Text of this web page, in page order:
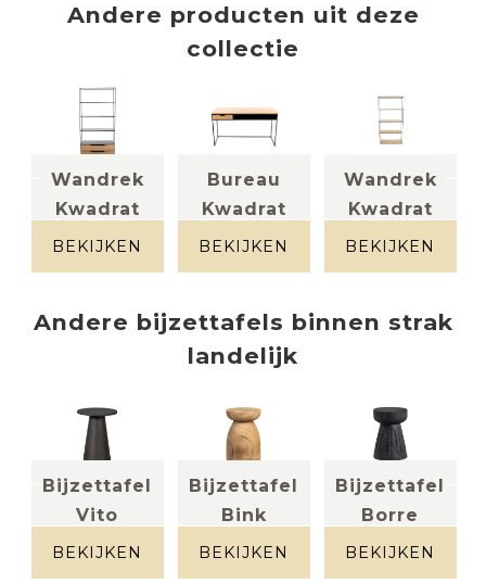
Andere producten uit deze
collectie
Wandrek
Kwadrat
massief eik
BEKIJKEN
Bureau
Kwadrat
BEKIJKEN
Wandrek
Kwadrat
metaal
BEKIJKEN
Andere bijzettafels binnen strak
landelijk
Bijzettafel
Vito
donker
eiken
BEKIJKEN
Bijzettafel
Bink
BEKIJKEN
Bijzettafel
Borre
BEKIJKEN